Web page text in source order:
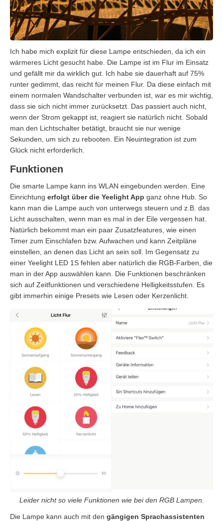
Ich habe mich explizit für diese Lampe entschieden, da ich ein
wärmeres Licht gesucht habe. Die Lampe ist im Flur im Einsatz
und gefällt mir da wirklich gut. Ich habe sie dauerhaft auf 75%
runter gedimmt, das reicht für meinen Flur. Da diese einfach mit
einem normalen Wandschalter verbunden ist, war es mir wichtig,
dass sie sich nicht immer zurücksetzt. Das passiert auch nicht,
wenn der Strom gekappt ist, reagiert sie natürlich nicht. Sobald
man den Lichtschalter betätigt, braucht sie nur wenige
Sekunden, um sich zu rebooten. Ein Neuintegration ist zum
Glück nicht erforderlich.
Funktionen
Die smarte Lampe kann ins WLAN eingebunden werden. Eine
Einrichtung erfolgt über die Yeelight App ganz ohne Hub. So
kann man die Lampe auch von unterwegs steuern und z.B. das
Licht ausschalten, wenn man es mal in der Eile vergessen hat.
Natürlich bekommt man ein paar Zusatzfeatures, wie einen
Timer zum Einschlafen bzw. Aufwachen und kann Zeitpläne
einstellen, an denen das Licht an sein soll. Im Gegensatz zu
einer Yeelight LED 1S fehlen aber natürlich die RGB-Farben, die
man in der App auswählen kann. Die Funktionen beschränken
sich auf Zeitfunktionen und verschiedene Helligkeitsstufen. Es
gibt immerhin einige Presets wie Lesen oder Kerzenlicht.
Leider nicht so viele Funktionen wie bei den RGB Lampen.
Die Lampe kann auch mit den gängigen Sprachassistenten